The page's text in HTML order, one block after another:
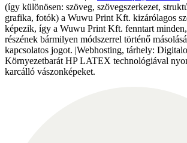
(így különösen: szöveg, szövegszerkezet,
grafika, fotók) a Wuwu Print Kft. kizárólagos
képezik, így a Wuwu Print Kft. fenntart
részének bármilyen módszerrel történő
kapcsolatos jogot. |Webhosting, tárhely:
Környezetbarát HP LATEX technológiával
karcálló vászonképeket.